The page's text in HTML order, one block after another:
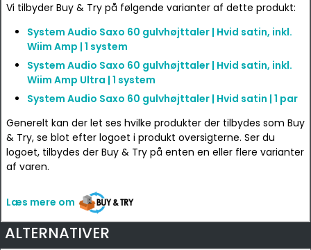
Vi tilbyder Buy & Try på følgende varianter af dette produkt:
System Audio Saxo 60 gulvhøjttaler | Hvid satin, inkl.
Wiim Amp | 1 system
System Audio Saxo 60 gulvhøjttaler | Hvid satin, inkl.
Wiim Amp Ultra | 1 system
System Audio Saxo 60 gulvhøjttaler | Hvid satin | 1 par
Generelt kan der let ses hvilke produkter der tilbydes som Buy
& Try, se blot efter logoet i produkt oversigterne. Ser du
logoet, tilbydes der Buy & Try på enten en eller flere varianter
af varen.
Læs mere om
ALTERNATIVER